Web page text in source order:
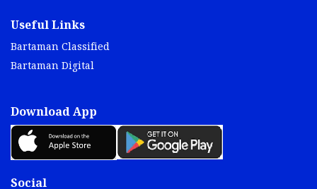
Useful Links
Bartaman Classified
Bartaman Digital
Download App
Social